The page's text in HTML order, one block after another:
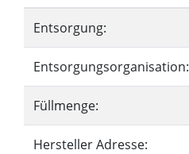
Entsorgung:
Entsorgungsorganisation:
Füllmenge:
Hersteller Adresse: